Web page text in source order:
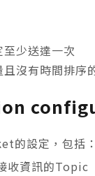
少送達一次
沒有時間排序
的設定，包括：
收資訊的Topic